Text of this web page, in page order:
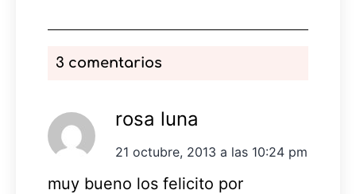
3 comentarios
rosa luna
21 octubre, 2013 a las 10:24 pm
muy bueno los felicito por